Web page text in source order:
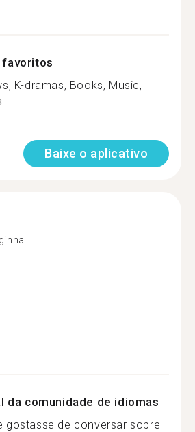
favoritos
K-dramas, Books, Music,
Baixe o aplicativo
da comunidade de idiomas
gostasse de conversar sobre